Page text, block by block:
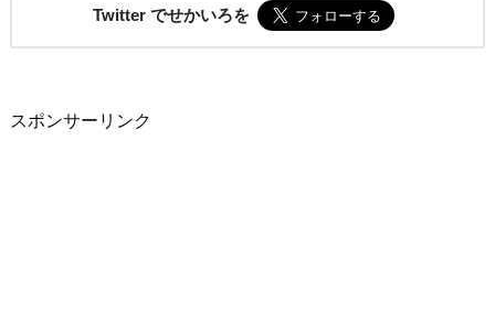
Twitter でせかいろを
スポンサーリンク